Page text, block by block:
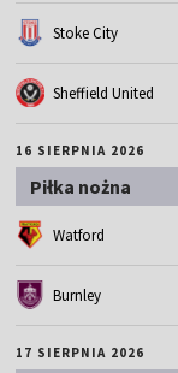
Stoke City
Sheffield United
16 SIERPNIA 2026
Piłka nożna
Watford
Burnley
17 SIERPNIA 2026